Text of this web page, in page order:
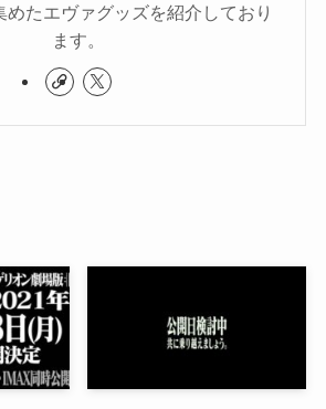
めたエヴァグッズを紹介しており
ます。